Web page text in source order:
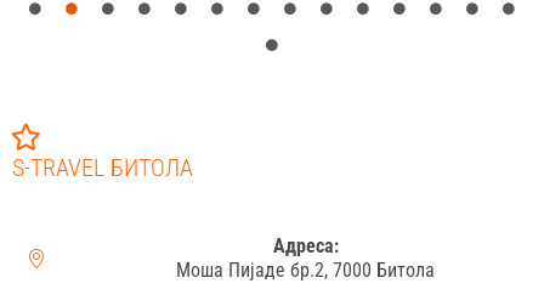
S-TRAVEL БИТОЛА
Адреса:
Моша Пијаде бр.2, 7000 Битола